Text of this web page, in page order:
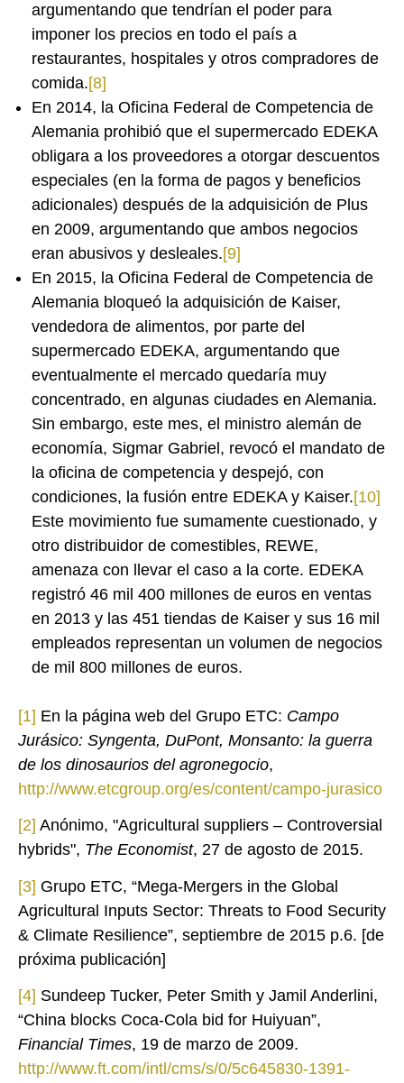
argumentando que tendrían el poder para
imponer los precios en todo el país a
restaurantes, hospitales y otros compradores de
comida.[8]
En 2014, la Oficina Federal de Competencia de
Alemania prohibió que el supermercado EDEKA
obligara a los proveedores a otorgar descuentos
especiales (en la forma de pagos y beneficios
adicionales) después de la adquisición de Plus
en 2009, argumentando que ambos negocios
eran abusivos y desleales.[9]
En 2015, la Oficina Federal de Competencia de
Alemania bloqueó la adquisición de Kaiser,
vendedora de alimentos, por parte del
supermercado EDEKA, argumentando que
eventualmente el mercado quedaría muy
concentrado, en algunas ciudades en Alemania.
Sin embargo, este mes, el ministro alemán de
economía, Sigmar Gabriel, revocó el mandato de
la oficina de competencia y despejó, con
condiciones, la fusión entre EDEKA y Kaiser.[10]
Este movimiento fue sumamente cuestionado, y
otro distribuidor de comestibles, REWE,
amenaza con llevar el caso a la corte. EDEKA
registró 46 mil 400 millones de euros en ventas
en 2013 y las 451 tiendas de Kaiser y sus 16 mil
empleados representan un volumen de negocios
de mil 800 millones de euros.
[1] En la página web del Grupo ETC: Campo
Jurásico: Syngenta, DuPont, Monsanto: la guerra
de los dinosaurios del agronegocio,
http://www.etcgroup.org/es/content/campo-jurasico
[2] Anónimo, "Agricultural suppliers – Controversial
hybrids", The Economist, 27 de agosto de 2015.
[3] Grupo ETC, “Mega-Mergers in the Global
Agricultural Inputs Sector: Threats to Food Security
& Climate Resilience”, septiembre de 2015 p.6. [de
próxima publicación]
[4] Sundeep Tucker, Peter Smith y Jamil Anderlini,
“China blocks Coca-Cola bid for Huiyuan”,
Financial Times, 19 de marzo de 2009.
http://www.ft.com/intl/cms/s/0/5c645830-1391-